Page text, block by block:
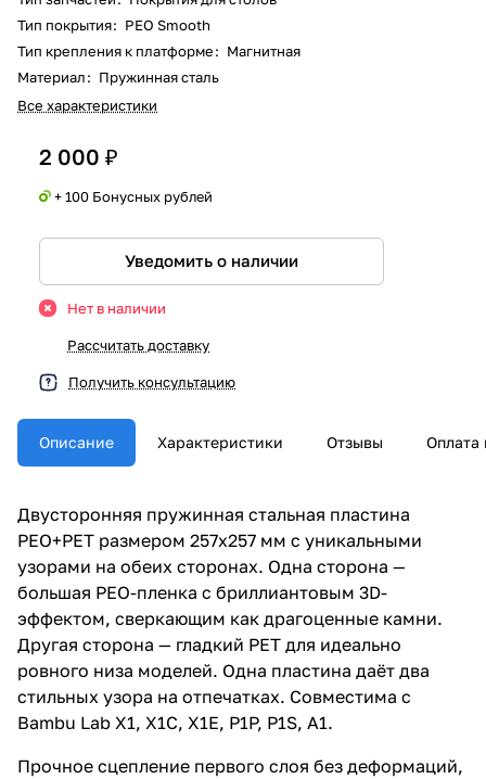
Тип покрытия: PEO Smooth
Тип крепления к платформе: Магнитная
Материал: Пружинная сталь
Все характеристики
2 000 ₽
+ 100 Бонусных рублей
Уведомить о наличии
Нет в наличии
Рассчитать доставку
Получить консультацию
Описание Характеристики Отзывы Оплата
Двусторонняя пружинная стальная пластина
PEO+PET размером 257x257 мм с уникальными
узорами на обеих сторонах. Одна сторона —
большая PEO-пленка с бриллиантовым 3D-
эффектом, сверкающим как драгоценные камни.
Другая сторона — гладкий PET для идеально
ровного низа моделей. Одна пластина даёт два
стильных узора на отпечатках. Совместима с
Bambu Lab X1, X1C, X1E, P1P, P1S, A1.
Прочное сцепление первого слоя без деформаций,